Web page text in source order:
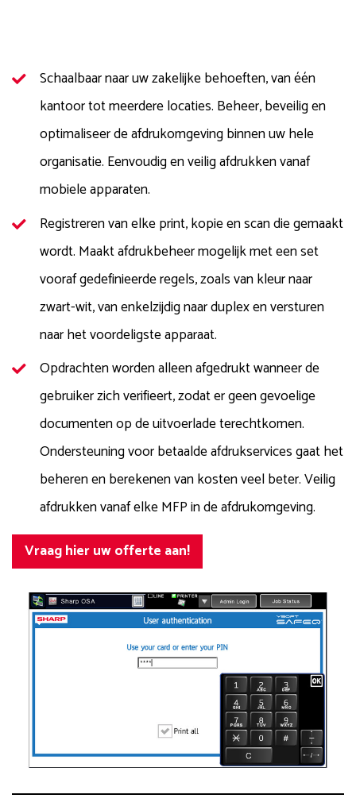
Schaalbaar naar uw zakelijke behoeften, van één
kantoor tot meerdere locaties. Beheer, beveilig en
optimaliseer de afdrukomgeving binnen uw hele
organisatie. Eenvoudig en veilig afdrukken vanaf
mobiele apparaten.
Registreren van elke print, kopie en scan die gemaakt
wordt. Maakt afdrukbeheer mogelijk met een set
vooraf gedefinieerde regels, zoals van kleur naar
zwart-wit, van enkelzijdig naar duplex en versturen
naar het voordeligste apparaat.
Opdrachten worden alleen afgedrukt wanneer de
gebruiker zich verifieert, zodat er geen gevoelige
documenten op de uitvoerlade terechtkomen.
Ondersteuning voor betaalde afdrukservices gaat het
beheren en berekenen van kosten veel beter. Veilig
afdrukken vanaf elke MFP in de afdrukomgeving.
Vraag hier uw offerte aan!